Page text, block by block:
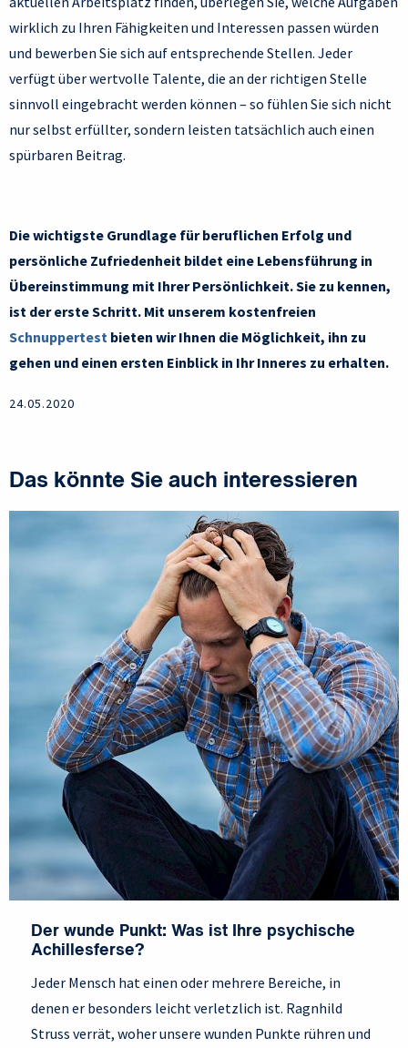
wirklich zu Ihren Fähigkeiten und Interessen passen würden
und bewerben Sie sich auf entsprechende Stellen. Jeder
verfügt über wertvolle Talente, die an der richtigen Stelle
sinnvoll eingebracht werden können – so fühlen Sie sich nicht
nur selbst erfüllter, sondern leisten tatsächlich auch einen
spürbaren Beitrag.
Die wichtigste Grundlage für beruflichen Erfolg und
persönliche Zufriedenheit bildet eine Lebensführung in
Übereinstimmung mit Ihrer Persönlichkeit. Sie zu kennen,
ist der erste Schritt. Mit unserem kostenfreien
Schnuppertest bieten wir Ihnen die Möglichkeit, ihn zu
gehen und einen ersten Einblick in Ihr Inneres zu erhalten.
24.05.2020
Das könnte Sie auch interessieren
Der wunde Punkt: Was ist Ihre psychische
Achillesferse?
Jeder Mensch hat einen oder mehrere Bereiche, in
denen er besonders leicht verletzlich ist. Ragnhild
Struss verrät, woher unsere wunden Punkte rühren und